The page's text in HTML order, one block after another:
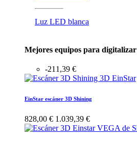
Luz LED blanca
Mejores equipos para digitalizar
-211,39 €
EinStar escáner 3D Shining
828,00 € 1.039,39 €